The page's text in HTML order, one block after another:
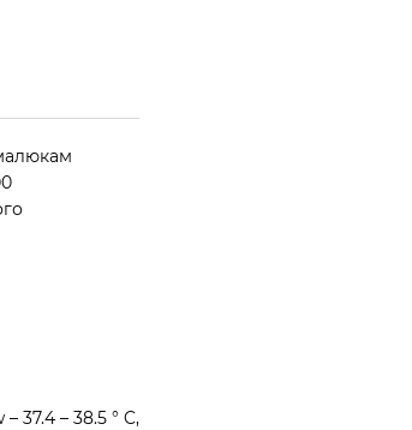
37.4 – 38.5 ° C,